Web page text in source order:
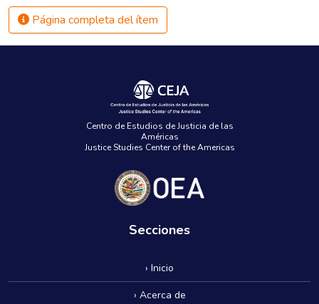
Página completa del ítem
Centro de Estudios de Justicia de las
Américas
Justice Studies Center of the Americas
Secciones
› Inicio
› Acerca de